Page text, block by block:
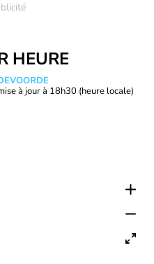
HEURE
à jour à 18h30 (heure locale)